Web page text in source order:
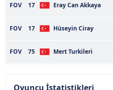
FOV 17 Eray Can Akkaya
FOV 17 Hüseyin Ciray
FOV 75 Mert Turkileri
Oyuncu İstatistikleri